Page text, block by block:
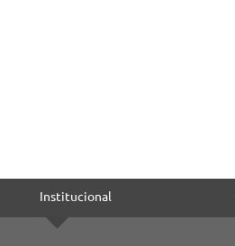
Institucional